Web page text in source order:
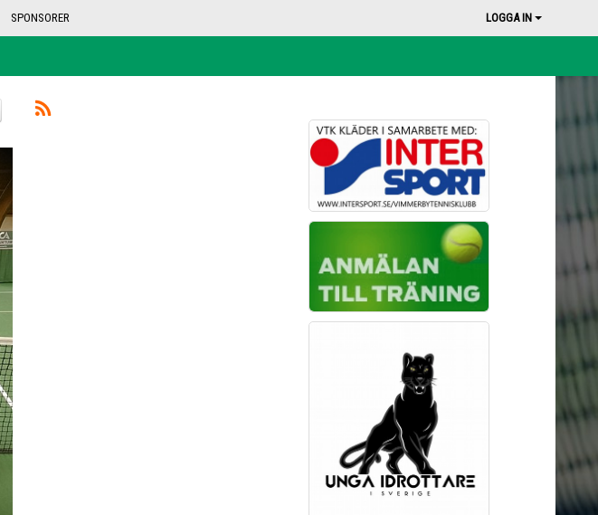
SPONSORER LOGGA IN